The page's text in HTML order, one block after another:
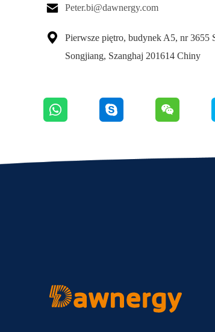
 Peter.bi@dawnergy.com

Pierwsze piętro, budynek A5, nr 3655
Songjiang, Szanghaj 201614 Chiny